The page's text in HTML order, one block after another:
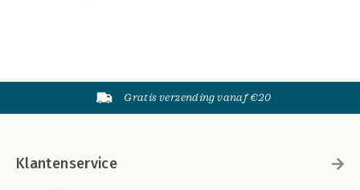
Gratis verzending vanaf €20
Klantenservice